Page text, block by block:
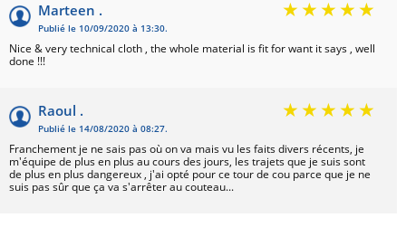
Marteen .
Publié le 10/09/2020 à 13:30.
Nice & very technical cloth , the whole material is fit for want it says , well
done !!!
Raoul .
Publié le 14/08/2020 à 08:27.
Franchement je ne sais pas où on va mais vu les faits divers récents, je
m'équipe de plus en plus au cours des jours, les trajets que je suis sont
de plus en plus dangereux , j'ai opté pour ce tour de cou parce que je ne
suis pas sûr que ça va s'arrêter au couteau...